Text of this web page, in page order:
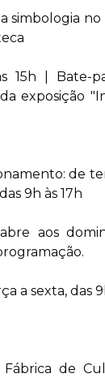
a simbologia
15h | Bate-
exposição
de
9h às 17h
aos
a sexta, das
Fábrica de